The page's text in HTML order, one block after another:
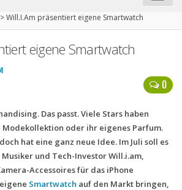
im Test
>Will.I.Am präsentiert eigene Smartwatch
eigene Smartwatch
0
Das passt. Viele Stars haben
oder ihr eigenes Parfum.
hat eine ganz neue Idee. Im Juli soll es
und Tech-Investor Will.i.am,
Accessoires für das iPhone
Smartwatch auf den Markt bringen,